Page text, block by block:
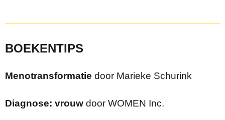
BOEKENTIPS
Menotransformatie door Marieke Schurink
Diagnose: vrouw door WOMEN Inc.